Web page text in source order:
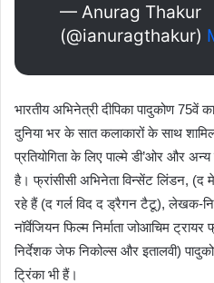
— Anurag Thakur
(@ianuragthakur)
भारतीय अभिनेत्री दीपिका पादुकोण 75वें
दुनिया भर के सात कलाकारों के साथ
प्रतियोगिता के लिए पाल्मे डी’ओर और
है। फ्रांसीसी अभिनेता विन्सेंट लिंडन,
रहे हैं (द गर्ल विद द ड्रैगन टैटू), लेखक-
नॉर्वेजियन फिल्म निर्माता जोआचिम
निर्देशक जेफ निकोल्स और इतालवी)
ट्रिंका भी हैं।